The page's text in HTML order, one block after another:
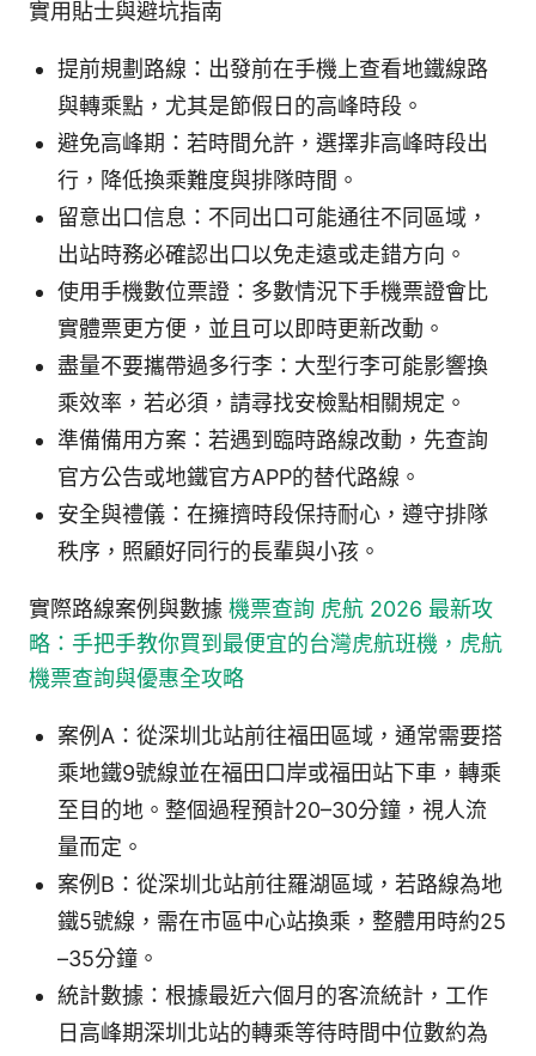
實用貼士與避坑指南
提前規劃路線：出發前在手機上查看地鐵線路
與轉乘點，尤其是節假日的高峰時段。
避免高峰期：若時間允許，選擇非高峰時段出
行，降低換乘難度與排隊時間。
留意出口信息：不同出口可能通往不同區域，
出站時務必確認出口以免走遠或走錯方向。
使用手機數位票證：多數情況下手機票證會比
實體票更方便，並且可以即時更新改動。
盡量不要攜帶過多行李：大型行李可能影響換
乘效率，若必須，請尋找安檢點相關規定。
準備備用方案：若遇到臨時路線改動，先查詢
官方公告或地鐵官方APP的替代路線。
安全與禮儀：在擁擠時段保持耐心，遵守排隊
秩序，照顧好同行的長輩與小孩。
實際路線案例與數據 機票查詢 虎航 2026 最新攻
略：手把手教你買到最便宜的台灣虎航班機，虎航
機票查詢與優惠全攻略
案例A：從深圳北站前往福田區域，通常需要搭
乘地鐵9號線並在福田口岸或福田站下車，轉乘
至目的地。整個過程預計20–30分鐘，視人流
量而定。
案例B：從深圳北站前往羅湖區域，若路線為地
鐵5號線，需在市區中心站換乘，整體用時約25
–35分鐘。
統計數據：根據最近六個月的客流統計，工作
日高峰期深圳北站的轉乘等待時間中位數約為